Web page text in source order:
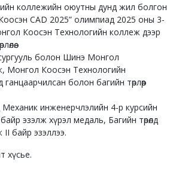
коллежийн оюутны дунд жил болгон
CAD 2025” олимпиад 2025 оны 3-
Коосэн Технологийн коллеж дээр
болон Шинэ Монгол
Монгол Коосэн Технологийн
болон багийн төрлөөр
Механик инженерчлэлийн 4-р курсийн
эзэлж хүрэл медаль, Багийн төрөлд
байр эзэллээ.
хүсье.